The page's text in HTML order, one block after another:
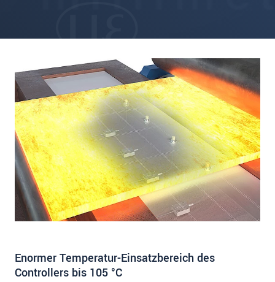
Enormer Temperatur-Einsatzbereich des
Controllers bis 105 °C